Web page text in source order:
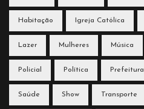
Habitação Igreja Católica
Lazer Mulheres Música
Policial Política Prefeitura
Saúde Show Transporte